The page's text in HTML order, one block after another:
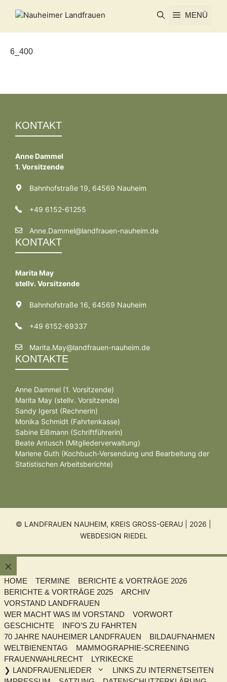
Inhalt
MENÜ
6_400
KONTAKT
Anne Dammel
1. Vorsitzende
Bahnhofstraße 19, 64569 Nauheim
+49 6152-61255
Anne.Dammel@landfrauen-nauheim.de
KONTAKT
Marita May
stellv. Vorsitzende
Bahnhofstraße 16, 64569 Nauheim
+49 6152-69337
Marita.May@landfrauen-nauheim.de
KONTAKTE
Anne Dammel (1. Vorsitzende)
Marita May (stellv. Vorsitzende)
Sandy Igerst (Rechnerin)
Monika Schmidt (Fahrtenkasse)
Sabine Eißmann (Schriftführerin)
Beate Antusch (Mitgliederverwaltung)
Marlene Guth (Kochbuch-Versendung und Bearbeitung der
Statistischen Arbeitsberichte)
© LANDFRAUEN NAUHEIM, KREIS GROSS-GERAU | 2026 |
WEBDESIGN RIEDEL
Schließen
HOME
TERMINE
BERICHTE & VORTRÄGE 2026
BERICHTE & VORTRÄGE 2025
ARCHIV
VORSTAND LANDFRAUEN
WER MACHT WAS IM VORSTAND
VORWORT
GESCHICHTE
INFO’S ZU FAHRTEN
70 JAHRE NAUHEIMER LANDFRAUEN
BILDAUFNAHMEN
WELTBIENENTAG
MAMMOGRAPHIE-SCREENING
FRAUENWAHLRECHT
LYRIKECKE
❯ LANDFRAUENLIEDER
LINKS ZU INTERNETSEITEN